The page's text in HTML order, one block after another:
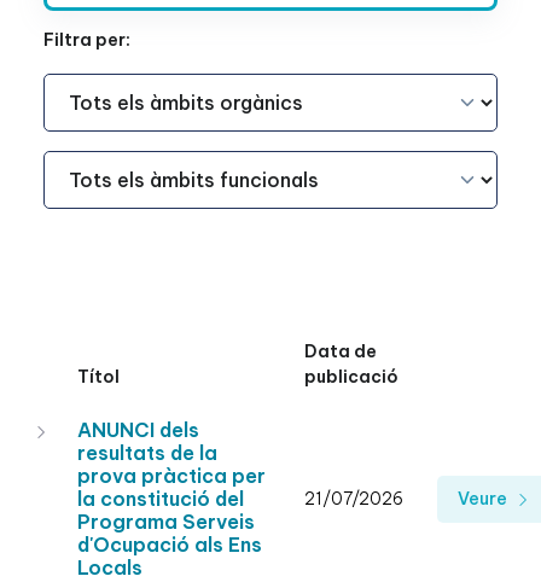
Filtra per:
Àmbit Funcional
Àmbit Funcional
Títol
Data de
publicació
ANUNCI dels
resultats de la
prova pràctica per
la constitució del
Programa Serveis
d'Ocupació als Ens
Locals
21/07/2026 Veure